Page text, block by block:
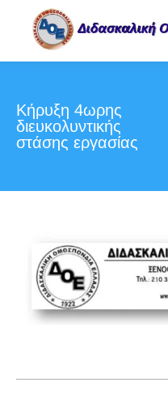
Κήρυξη 4ωρης
διευκολυντικής
στάσης εργασίας